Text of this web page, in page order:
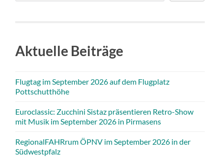
Aktuelle Beiträge
Flugtag im September 2026 auf dem Flugplatz
Pottschutthöhe
Euroclassic: Zucchini Sistaz präsentieren Retro-Show
mit Musik im September 2026 in Pirmasens
RegionalFAHRrum ÖPNV im September 2026 in der
Südwestpfalz